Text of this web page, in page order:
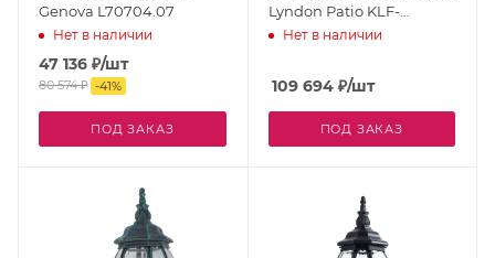
Genova L70704.07
Нет в наличии
47 136 ₽/шт
80 574₽ -41%
ПОД ЗАКАЗ
Lyndon Patio KLF-
LYNDON-52-OZ
Нет в наличии
109 694₽/шт
ПОД ЗАКАЗ